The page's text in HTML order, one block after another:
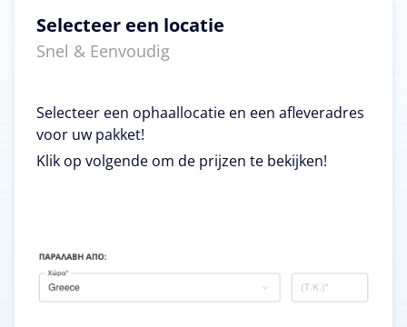
Selecteer een locatie
Snel & Eenvoudig
Selecteer een ophaallocatie en een afleveradres
voor uw pakket!
Klik op volgende om de prijzen te bekijken!